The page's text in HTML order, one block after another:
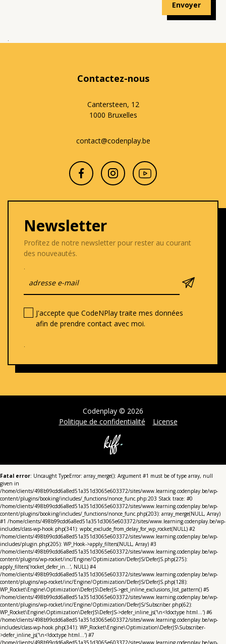
.
Contactez-nous
Cantersteen, 12
1000 Bruxelles
contact@codenplay.be
Newsletter
Profitez de notre newsletter pour rester au courant
des nouveautés.
.
J'accepte que CodeNPlay traite mes données
afin de prendre contact avec moi.
.
Codenplay © 2026
Politique de confidentialité
License
Fatal error: Uncaught TypeError: array_merge(): Argument #1 must be of type array, null
given in
/home/clients/498b99cdd6a8ed51a351d3065e603372/sites/www.learning.codenplay.be/wp-
content/plugins/booking/includes/_functions/nonce_func.php:203 Stack trace: #0
/home/clients/498b99cdd6a8ed51a351d3065e603372/sites/www.learning.codenplay.be/wp-
content/plugins/booking/includes/_functions/nonce_func.php(203): array_merge(NULL, Array)
#1 /home/clients/498b99cdd6a8ed51a351d3065e603372/sites/www.learning.codenplay.be/wp-
includes/class-wp-hook.php(341): wpbc_exclude_from_delay_for_wp_rocket(NULL) #2
/home/clients/498b99cdd6a8ed51a351d3065e603372/sites/www.learning.codenplay.be/wp-
includes/plugin.php(205): WP_Hook->apply_filters(NULL, Array) #3
/home/clients/498b99cdd6a8ed51a351d3065e603372/sites/www.learning.codenplay.be/wp-
content/plugins/wp-rocket/inc/Engine/Optimization/DeferJS/DeferJS.php(275):
apply_filters('rocket_defer_in...', NULL) #4
/home/clients/498b99cdd6a8ed51a351d3065e603372/sites/www.learning.codenplay.be/wp-
content/plugins/wp-rocket/inc/Engine/Optimization/DeferJS/DeferJS.php(128):
WP_Rocket\Engine\Optimization\DeferJS\DeferJS->get_inline_exclusions_list_pattern() #5
/home/clients/498b99cdd6a8ed51a351d3065e603372/sites/www.learning.codenplay.be/wp-
content/plugins/wp-rocket/inc/Engine/Optimization/DeferJS/Subscriber.php(62):
WP_Rocket\Engine\Optimization\DeferJS\DeferJS->defer_inline_js('\n<!doctype html...') #6
/home/clients/498b99cdd6a8ed51a351d3065e603372/sites/www.learning.codenplay.be/wp-
includes/class-wp-hook.php(341): WP_Rocket\Engine\Optimization\DeferJS\Subscriber-
>defer_inline_js('\n<!doctype html...') #7
/home/clients/498b99cdd6a8ed51a351d3065e603372/sites/www.learning.codenplay.be/wp-